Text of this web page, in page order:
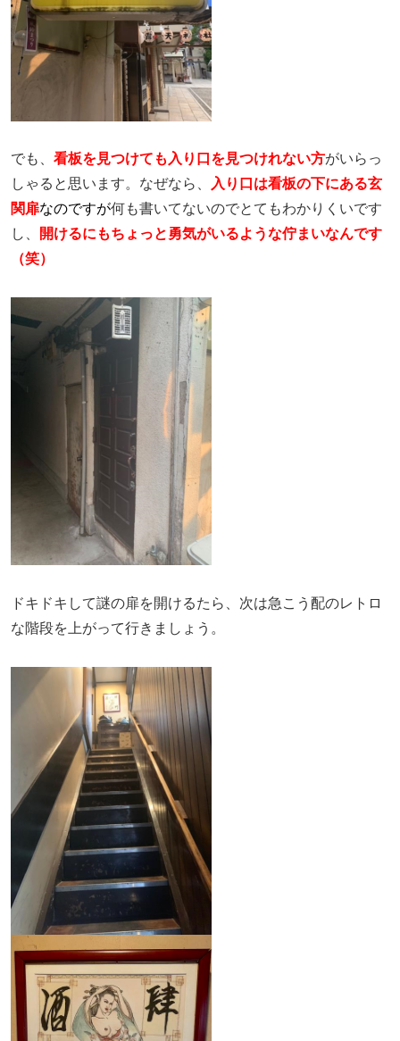
でも、 看板を見つけても入り口を見つけれない方がいらっ
しゃると思います。なぜなら、
入り口は看板の下にある玄
関扉なのですが何も書いてないのでとてもわかりくいです
し、
開けるにもちょっと勇気がいるような佇まいなんです
（笑）
ドキドキして謎の扉を開けるたら、次は急こう配のレトロ
な階段を上がって行きましょう。